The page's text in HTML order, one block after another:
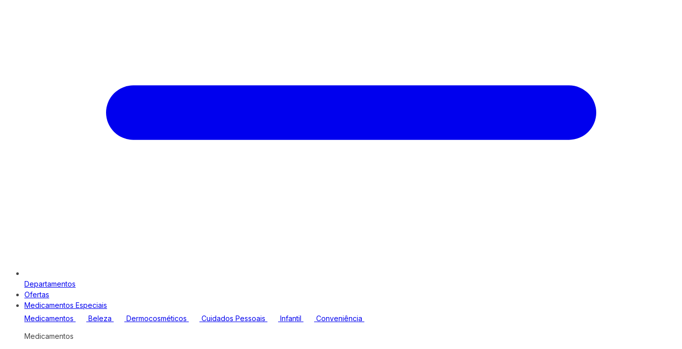
Departamentos
Ofertas
Medicamentos Especiais
Medicamentos
Beleza Dermocosméticos Cuidados Pessoais Infantil Conveniência
Medicamentos